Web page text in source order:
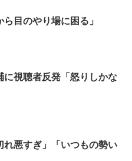
目のやり場に困る」
に視聴者反発「怒りしかな
れ悪すぎ」「いつもの勢い